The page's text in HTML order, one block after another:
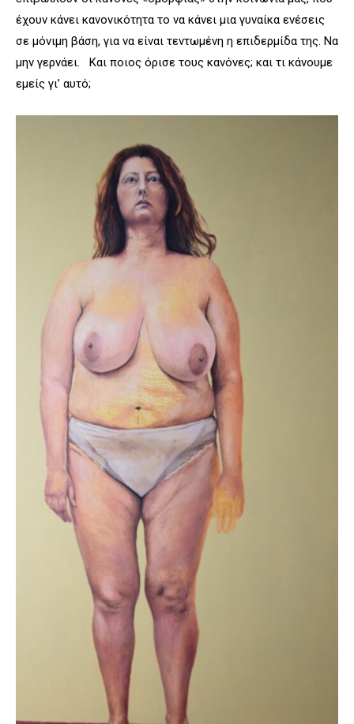
έχουν κάνει κανονικότητα το να κάνει μια γυναίκα ενέσεις
σε μόνιμη βάση, για να είναι τεντωμένη η επιδερμίδα της. Να
μην γερνάει. Και ποιος όρισε τους κανόνες; και τι κάνουμε
εμείς γι’ αυτό;